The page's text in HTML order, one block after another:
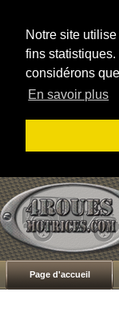
Notre site
fins
considérons
En savoir plus
Page d'accueil